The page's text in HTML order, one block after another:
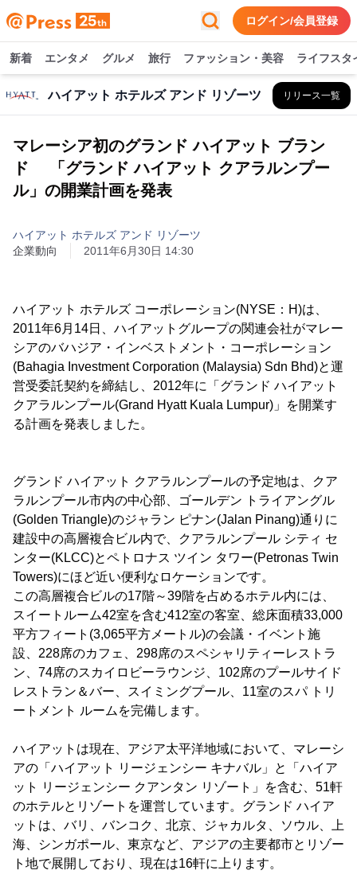
ログイン/会員登録
新着 エンタメ グルメ 旅行 ファッション・美容 ライフスタ
ハイアット ホテルズ アンド リゾーツ リリース一覧
マレーシア初のグランド ハイアット ブラン
ド 「グランド ハイアット クアラルンプー
ル」の開業計画を発表
ハイアット ホテルズ アンド リゾーツ
企業動向
2011年6月30日 14:30
ハイアット ホテルズ コーポレーション(NYSE：H)は、
2011年6月14日、ハイアットグループの関連会社がマレー
シアのバハジア・インベストメント・コーポレーション
(Bahagia Investment Corporation (Malaysia) Sdn Bhd)と運
営受委託契約を締結し、2012年に「グランド ハイアット
クアラルンプール(Grand Hyatt Kuala Lumpur)」を開業す
る計画を発表しました。
グランド ハイアット クアラルンプールの予定地は、クア
ラルンプール市内の中心部、ゴールデン トライアングル
(Golden Triangle)のジャラン ピナン(Jalan Pinang)通りに
建設中の高層複合ビル内で、クアラルンプール シティ セ
ンター(KLCC)とペトロナス ツイン タワー(Petronas Twin
Towers)にほど近い便利なロケーションです。
この高層複合ビルの17階～39階を占めるホテル内には、
スイートルーム42室を含む412室の客室、総床面積33,000
平方フィート(3,065平方メートル)の会議・イベント施
設、228席のカフェ、298席のスペシャリティーレストラ
ン、74席のスカイロビーラウンジ、102席のプールサイド
レストラン＆バー、スイミングプール、11室のスパ トリ
ートメント ルームを完備します。
ハイアットは現在、アジア太平洋地域において、マレーシ
アの「ハイアット リージェンシー キナバル」と「ハイア
ット リージェンシー クアンタン リゾート」を含む、51軒
のホテルとリゾートを運営しています。グランド ハイア
ットは、バリ、バンコク、北京、ジャカルタ、ソウル、上
海、シンガポール、東京など、アジアの主要都市とリゾー
ト地で展開しており、現在は16軒に上ります。